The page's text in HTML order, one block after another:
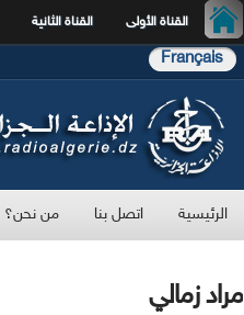
القناة الأولى القناة الثانية
Français
الرئيسية اتصل بنا من نحن؟
مراد زمالي